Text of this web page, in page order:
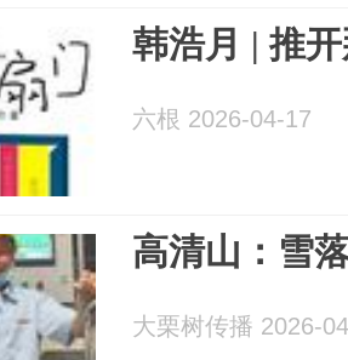
韩浩月 | 推
六根 2026-04-17
高清山：雪
大栗树传播 2026-